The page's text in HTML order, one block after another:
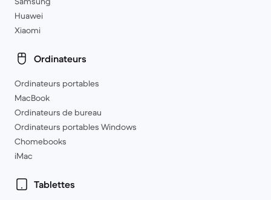
Huawei
Xiaomi
Ordinateurs
Ordinateurs portables
MacBook
Ordinateurs de bureau
Ordinateurs portables Windows
Chomebooks
iMac
Tablettes